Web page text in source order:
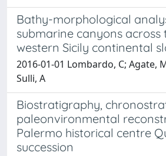
Bathy-morphological
submarine canyons across
western Sicily continental
2016-01-01 Lombardo, C; Agate,
Sulli, A
Biostratigraphy,
paleonvironmental
Palermo historical centre
succession